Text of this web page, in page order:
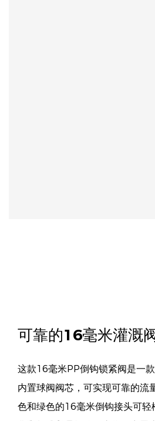
可靠的16毫米灌溉
这款16毫米PP倒钩锁紧阀是一
内置球阀阀芯，可实现可靠的流
色和绿色的16毫米倒钩接头可